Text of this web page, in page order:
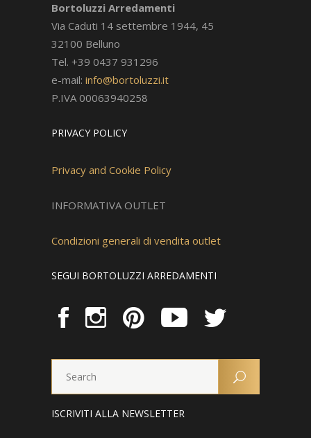
Bortoluzzi Arredamenti
Via Caduti 14 settembre 1944, 45
32100 Belluno
Tel. +39 0437 931296
e-mail: info@bortoluzzi.it
P.IVA 00063940258
PRIVACY POLICY
Privacy and Cookie Policy
INFORMATIVA OUTLET
Condizioni generali di vendita outlet
SEGUI BORTOLUZZI ARREDAMENTI
ISCRIVITI ALLA NEWSLETTER